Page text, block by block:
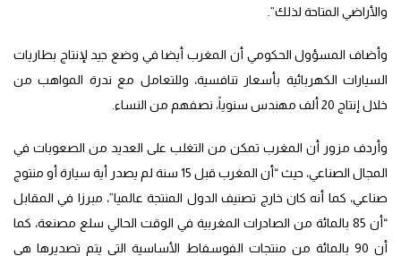
والأراضي المتاحة لذلك”.
وأضاف المسؤول الحكومي أن المغرب أيضا في وضع جيد لإنتاج بطاريات
السيارات الكهربائية بأسعار تنافسية، وللتعامل مع ندرة المواهب من
خلال إنتاج 20 ألف مهندس سنوياً، نصفهم من النساء.
وأردف مزور أن المغرب تمكن من التغلب على العديد من الصعوبات في
المجال الصناعي، حيث “أن المغرب قبل 15 سنة لم يصدر أية سيارة أو منتوج
صناعي، كما أنه كان خارج تصنيف الدول المنتجة عالميا”، مبرزا في المقابل
“أن 85 بالمائة من الصادرات المغربية في الوقت الحالي سلع مصنعة، كما
أن 90 بالمائة من منتجات الفوسفاط الأساسية التي يتم تصديرها هي